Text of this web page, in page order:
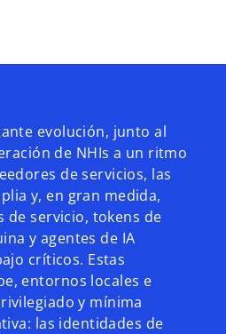
evolución, junto al
de NHIs a un ritmo
de servicios, las
y, en gran medida,
de servicio, tokens de
y agentes de IA
críticos. Estas
entornos locales e
y mínima
las identidades de